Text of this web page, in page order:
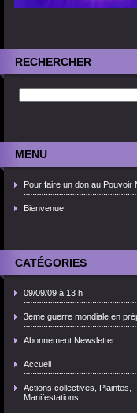
RECHERCHER
MENU
Pour faire un don au Pouvoir
Bienvenue
CATÉGORIES
09/09/09 à 13 h
3ème guerre mondiale en
Abonnement Newsletter
Accueil
Actions collectives, Plaintes,
Manifestations